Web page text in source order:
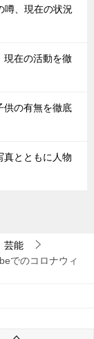
噂、現在の状況
現在の活動を徹
供の有無を徹底
真とともに人物
芸能
でのコロナウィ